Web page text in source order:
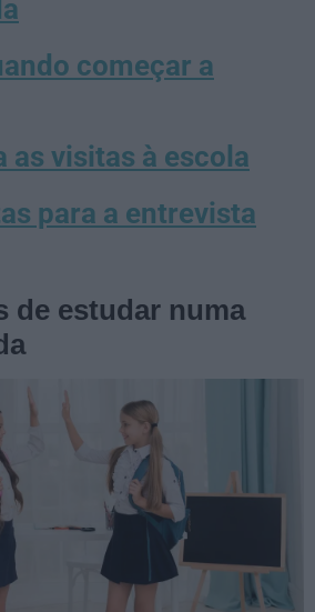
começar a
as visitas à escola
para a entrevista
de estudar numa